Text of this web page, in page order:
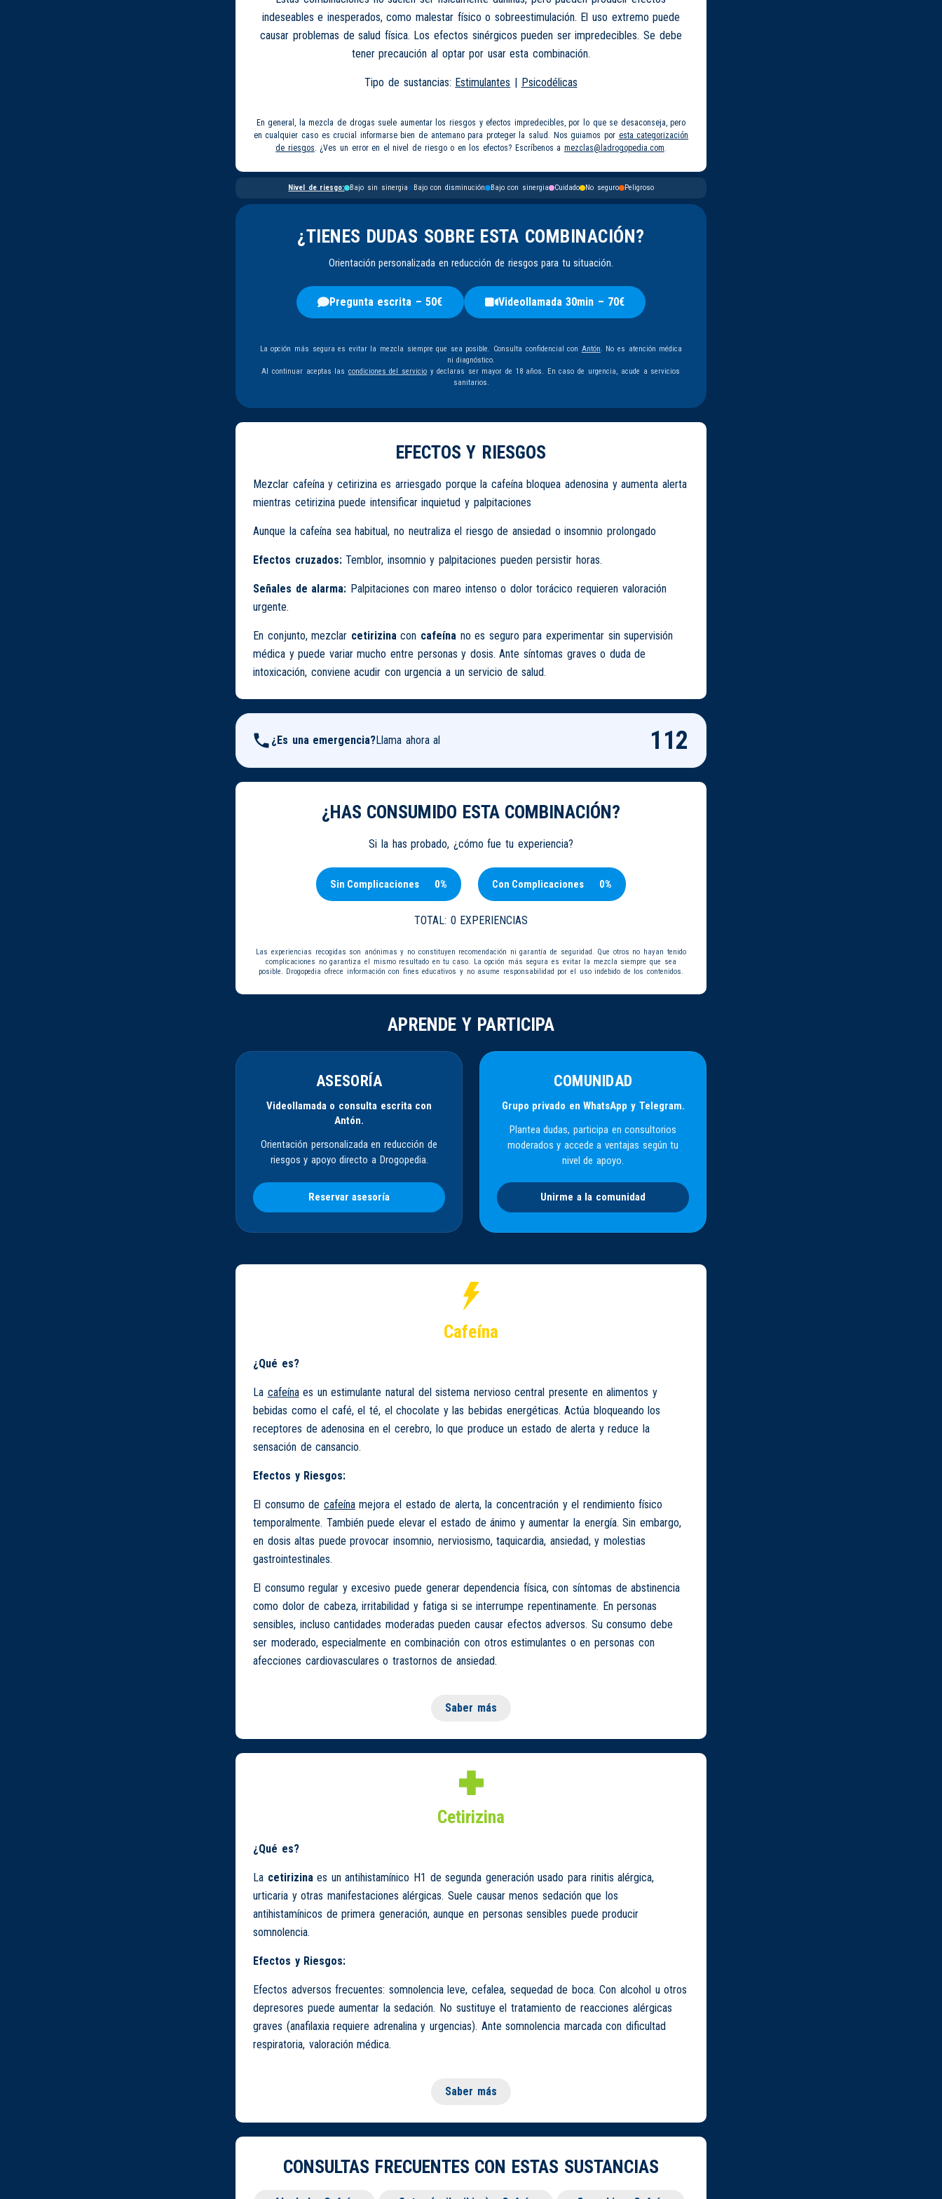
indeseables e inesperados, como malestar físico o sobreestimulación. El uso extremo puede
causar problemas de salud física. Los efectos sinérgicos pueden ser impredecibles. Se debe
tener precaución al optar por usar esta combinación.
Tipo de sustancias: Estimulantes | Psicodélicas
En general, la mezcla de drogas suele aumentar los riesgos y efectos impredecibles, por lo que se desaconseja, pero
en cualquier caso es crucial informarse bien de antemano para proteger la salud. Nos guiamos por esta categorización
de riesgos. ¿Ves un error en el nivel de riesgo o en los efectos? Escríbenos a mezclas@ladrogopedia.com.
Nivel de riesgo: Bajo sin sinergia Bajo con disminución Bajo con sinergia Cuidado No seguro Peligroso
¿TIENES DUDAS SOBRE ESTA COMBINACIÓN?
Orientación personalizada en reducción de riesgos para tu situación.
Pregunta escrita – 50€ Videollamada 30min – 70€
La opción más segura es evitar la mezcla siempre que sea posible. Consulta confidencial con Antón. No es atención médica
ni diagnóstico.
Al continuar aceptas las condiciones del servicio y declaras ser mayor de 18 años. En caso de urgencia, acude a servicios
sanitarios.
EFECTOS Y RIESGOS
Mezclar cafeína y cetirizina es arriesgado porque la cafeína bloquea adenosina y aumenta alerta
mientras cetirizina puede intensificar inquietud y palpitaciones
Aunque la cafeína sea habitual, no neutraliza el riesgo de ansiedad o insomnio prolongado
Efectos cruzados:Temblor, insomnio y palpitaciones pueden persistir horas.
Señales de alarma: Palpitaciones con mareo intenso o dolor torácico requieren valoración
urgente.
En conjunto, mezclar cetirizinacon cafeína no es seguro para experimentar sin supervisión
médica y puede variar mucho entre personas y dosis. Ante síntomas graves o duda de
intoxicación, conviene acudir con urgencia a un servicio de salud.
¿Es una emergencia?Llama ahora al 112
¿HAS CONSUMIDO ESTA COMBINACIÓN?
Si la has probado, ¿cómo fue tu experiencia?
Sin Complicaciones 0% Con Complicaciones 0%
TOTAL: 0 EXPERIENCIAS
Las experiencias recogidas son anónimas y no constituyen recomendación ni garantía de seguridad. Que otros no hayan tenido
complicaciones no garantiza el mismo resultado en tu caso. La opción más segura es evitar la mezcla siempre que sea
posible. Drogopedia ofrece información con fines educativos y no asume responsabilidad por el uso indebido de los contenidos.
APRENDE Y PARTICIPA
ASESORÍA
Videollamada o consulta escrita con
Antón.
Orientación personalizada en reducción de
riesgos y apoyo directo a Drogopedia.
Reservar asesoría
COMUNIDAD
Grupo privado en WhatsApp y Telegram.
Plantea dudas, participa en consultorios
moderados y accede a ventajas según tu
nivel de apoyo.
Unirme a la comunidad
Cafeína
¿Qué es?
La cafeínaes un estimulante natural del sistema nervioso central presente en alimentos y
bebidas como el café, el té, el chocolate y las bebidas energéticas. Actúa bloqueando los
receptores de adenosina en el cerebro, lo que produce un estado de alerta y reduce la
sensación de cansancio.
Efectos y Riesgos:
El consumo de cafeínamejora el estado de alerta, la concentración y el rendimiento físico
temporalmente. También puede elevar el estado de ánimo y aumentar la energía. Sin embargo,
en dosis altas puede provocar insomnio, nerviosismo, taquicardia, ansiedad, y molestias
gastrointestinales.
El consumo regular y excesivo puede generar dependencia física, con síntomas de abstinencia
como dolor de cabeza, irritabilidad y fatiga si se interrumpe repentinamente. En personas
sensibles, incluso cantidades moderadas pueden causar efectos adversos. Su consumo debe
ser moderado, especialmente en combinación con otros estimulantes o en personas con
afecciones cardiovasculares o trastornos de ansiedad.
Saber más
Cetirizina
¿Qué es?
La cetirizinaes un antihistamínico H1 de segunda generación usado para rinitis alérgica,
urticaria y otras manifestaciones alérgicas. Suele causar menos sedación que los
antihistamínicos de primera generación, aunque en personas sensibles puede producir
somnolencia.
Efectos y Riesgos:
Efectos adversos frecuentes: somnolencia leve, cefalea, sequedad de boca. Con alcohol u otros
depresores puede aumentar la sedación. No sustituye el tratamiento de reacciones alérgicas
graves (anafilaxia requiere adrenalina y urgencias). Ante somnolencia marcada con dificultad
respiratoria, valoración médica.
Saber más
CONSULTAS FRECUENTES CON ESTAS SUSTANCIAS